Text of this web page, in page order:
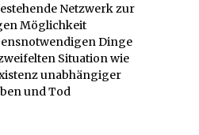
Netzwerk zur
Möglichkeit
Dinge
Situation wie
unabhängiger
und Tod